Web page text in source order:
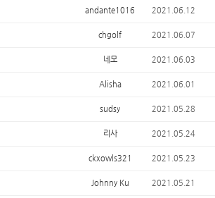
andante1016 2021.06.12
chgolf 2021.06.07
네모 2021.06.03
Alisha 2021.06.01
sudsy 2021.05.28
리사 2021.05.24
ckxowls321 2021.05.23
Johnny Ku 2021.05.21